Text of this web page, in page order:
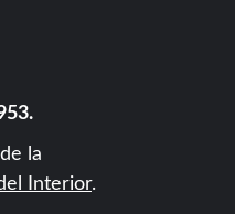
la
Interior.